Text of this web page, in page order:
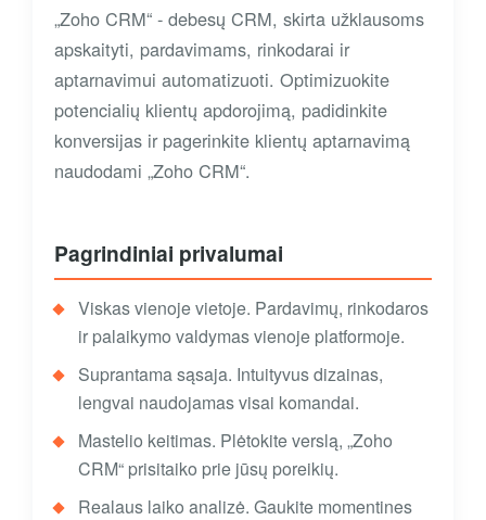
„Zoho CRM“ - debesų CRM, skirta užklausoms
apskaityti, pardavimams, rinkodarai ir
aptarnavimui automatizuoti. Optimizuokite
potencialių klientų apdorojimą, padidinkite
konversijas ir pagerinkite klientų aptarnavimą
naudodami „Zoho CRM“.
Pagrindiniai privalumai
Viskas vienoje vietoje. Pardavimų, rinkodaros
ir palaikymo valdymas vienoje platformoje.
Suprantama sąsaja. Intuityvus dizainas,
lengvai naudojamas visai komandai.
Mastelio keitimas. Plėtokite verslą, „Zoho
CRM“ prisitaiko prie jūsų poreikių.
Realaus laiko analizė. Gaukite momentines